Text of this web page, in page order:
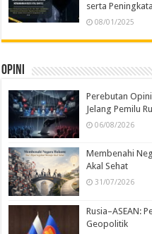
serta
08/01/2025
Opini
Perebutan
Jelang Pemilu
06/08/2026
Membenahi
Akal Sehat
31/07/2026
Rusia–ASEAN:
Geopolitik